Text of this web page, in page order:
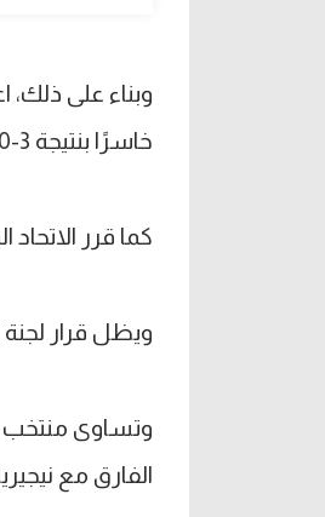
وبناء على ذلك،
خاسرًا بنتيجة 3-0.
كما قرر الاتحاد الدولي توقيع غرامة
ويظل قرار لجنة
الفارق مع نيجيريا